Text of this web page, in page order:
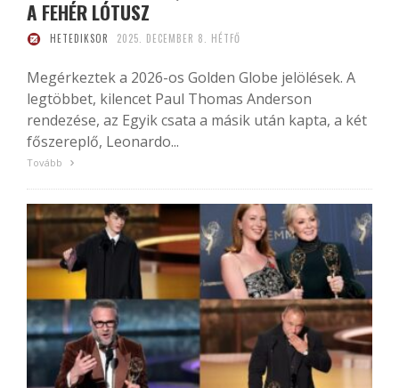
A FEHÉR LÓTUSZ
HETEDIKSOR 2025. DECEMBER 8. HÉTFŐ
Megérkeztek a 2026-os Golden Globe jelölések. A
legtöbbet, kilencet Paul Thomas Anderson
rendezése, az Egyik csata a másik után kapta, a két
főszereplő, Leonardo...
Tovább